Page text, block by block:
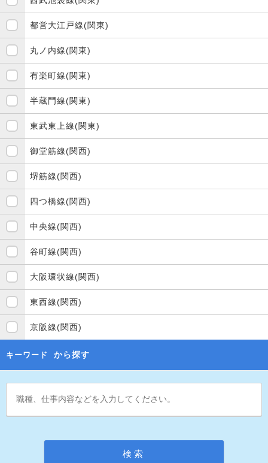
都営大江戸線(関東)
丸ノ内線(関東)
有楽町線(関東)
半蔵門線(関東)
東武東上線(関東)
御堂筋線(関西)
堺筋線(関西)
四つ橋線(関西)
中央線(関西)
谷町線(関西)
大阪環状線(関西)
東西線(関西)
京阪線(関西)
キーワード から探す